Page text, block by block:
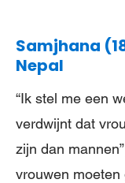
Samjhana
Nepal
“Ik stel me een
verdwijnt dat
zijn dan
vrouwen moeten